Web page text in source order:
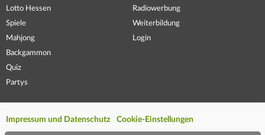
Lotto Hessen
Spiele
Mahjong
Backgammon
Quiz
Partys
Radiowerbung
Weiterbildung
Login
Impressum und Datenschutz Cookie-Einstellungen